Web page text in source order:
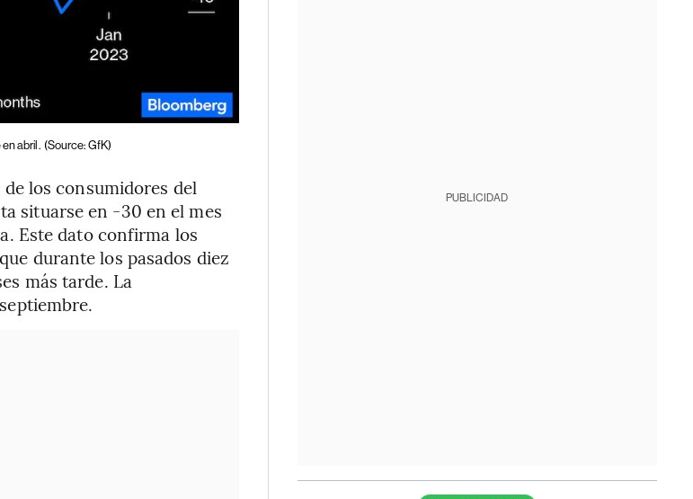
abril. (Source: GfK)
los consumidores del
situarse en -30 en el mes
Este dato confirma los
durante los pasados diez
más tarde. La
PUBLICIDAD